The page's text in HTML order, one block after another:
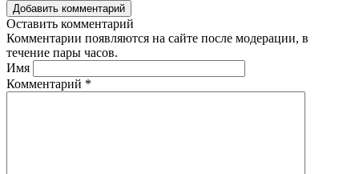
Добавить комментарий
Оставить комментарий
Комментарии появляются на сайте после модерации, в
течение пары часов.
Имя
Комментарий *